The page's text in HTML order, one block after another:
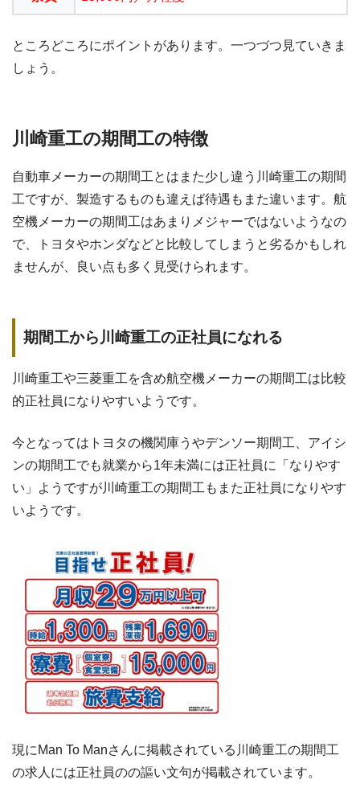
ところどころにポイントがあります。一つづつ見ていきま
しょう。
川崎重工の期間工の特徴
自動車メーカーの期間工とはまた少し違う川崎重工の期間
工ですが、製造するものも違えば待遇もまた違います。航
空機メーカーの期間工はあまりメジャーではないようなの
で、トヨタやホンダなどと比較してしまうと劣るかもしれ
ませんが、良い点も多く見受けられます。
期間工から川崎重工の正社員になれる
川崎重工や三菱重工を含め航空機メーカーの期間工は比較
的正社員になりやすいようです。
今となってはトヨタの機関庫うやデンソー期間工、アイシ
ンの期間工でも就業から1年未満には正社員に「なりやす
い」ようですが川崎重工の期間工もまた正社員になりやす
いようです。
現にMan To Manさんに掲載されている川崎重工の期間工
の求人には正社員のの謳い文句が掲載されています。